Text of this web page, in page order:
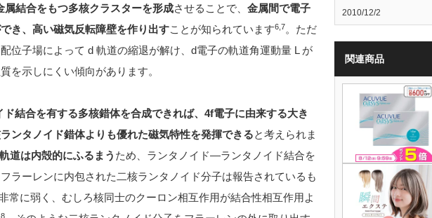
属結合をもつ多核クラスターを形成させることで、 金属間で電子
き、高い磁気反転障壁を作り出すことが知られています6,7。ただ
位子場によって d 軌道の縮退が解け、d電子の軌道角運動量 L が
を示しにくい傾向があります。
結合を有する多核錯体を合成できれば、4f電子に由来する大き
ンタノイド錯体よりも優れた磁気特性を発揮できると考えられま
道は内殻的にふるまう ため、ランタノイド―ランタノイド結合を
ラーレンに内包された二核ランタノイド分子は報告されているも
常に弱く、むしろ核同士のクーロン相互作用が結合性相互作用よ
8
2010/12/2
関連商品